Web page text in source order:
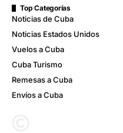
Top Categorías
Noticias de Cuba
Noticias Estados Unidos
Vuelos a Cuba
Cuba Turismo
Remesas a Cuba
Envíos a Cuba